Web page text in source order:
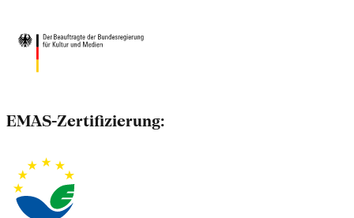
EMAS-Zertifizierung: